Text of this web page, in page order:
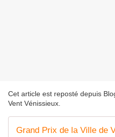
Cet article est reposté depuis
Vent Vénissieux
Grand Prix de la Ville de